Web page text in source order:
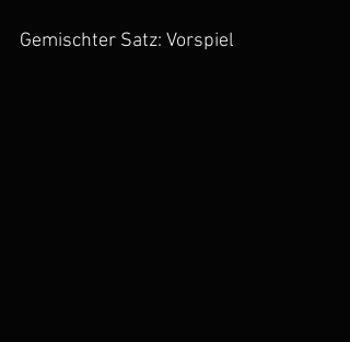
Gemischter Satz: Vorspiel